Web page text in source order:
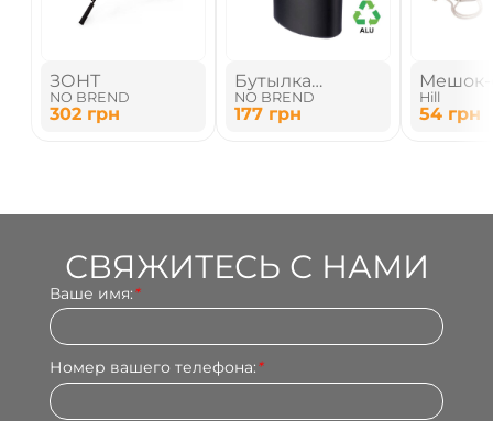
ЗОНТ
NO BREND
302 грн
Бутылка
алюминиевая
500 мл
NO BREND
177 грн
Мешок-
Hill
54 грн
СВЯЖИТЕСЬ С НАМИ
Ваше имя:*
Номер вашего телефона:*